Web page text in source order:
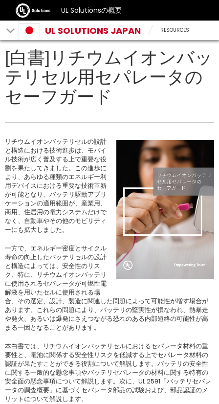
UL Solutionsの概要
UL SOLUTIONS JAPAN RESOURCES
[白書]リチウムイオンバッ
テリセル用セパレータの
セーフガード
リチウムイオンバッテリセルの設計
と構造における技術進歩は、モバイ
ル技術が広く普及する上で重要な役
割を果たしてきました。この進歩に
より、あらゆる種類のエネルギー利
用デバイスにおける重要な技術革新
が可能となり、バッテリ駆動アプリ
ケーションの適用範囲が、産業用、
商用、住居用の電力システムだけで
なく、自動車やその他のモビリティ
ーにも拡大しました。
一方で、エネルギー密度とサイクル
寿命の向上したバッテリセルの設計
と構造によっては、安全性のリス
ク、特に、リチウムイオンバッテリ
に使用されるセパレータが可燃性電
解液を用いたセルに使用される場
合、その選定、設計、製造に関連した問題によって可能性が増す場合が
あります。これらの問題により、バッテリの堅実性が損なわれ、熱暴走
や発火、あるいは爆発にさえつながる恐れのある内部短絡の可能性が高
まる一因となることがあります。
本白書では、リチウムイオンバッテリセルにおけるセパレータ材料の重
要性と、電池に関係する安全性リスクを低減する上でセパレータ材料の
認証が果たすことができる役割について解説します。バッテリの安全性
に関する一般的な懸念事項やバッテリセパレータの材料に関する特有の
安全面の懸念事項について解説します。次に、UL 2591「バッテリセパレ
ータの調査概要」に基づくセパレータ部品の試験および、部品認証のメ
リットについて解説します。